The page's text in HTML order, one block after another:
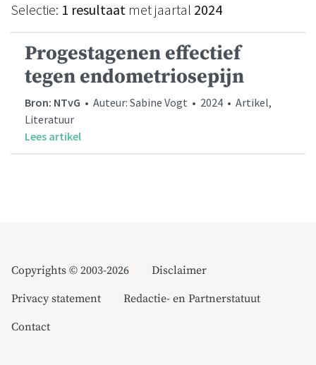
Selectie: 1 resultaat met jaartal 2024
Progestagenen effectief
tegen endometriosepijn
Bron: NTvG • Auteur: Sabine Vogt • 2024 • Artikel,
Literatuur
Lees artikel
Copyrights © 2003-2026
Disclaimer
Privacy statement
Redactie- en Partnerstatuut
Contact